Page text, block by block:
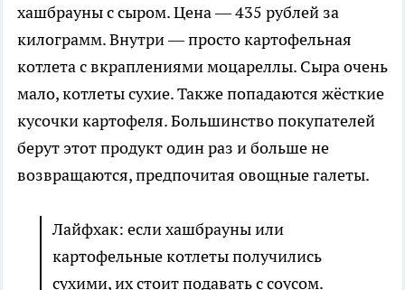
хашбрауны с сыром. Цена — 435 рублей за
килограмм. Внутри — просто картофельная
котлета с вкраплениями моцареллы. Сыра очень
мало, котлеты сухие. Также попадаются жёсткие
кусочки картофеля. Большинство покупателей
берут этот продукт один раз и больше не
возвращаются, предпочитая овощные галеты.
Лайфхак: если хашбрауны или
картофельные котлеты получились
сухими, их стоит подавать с соусом.